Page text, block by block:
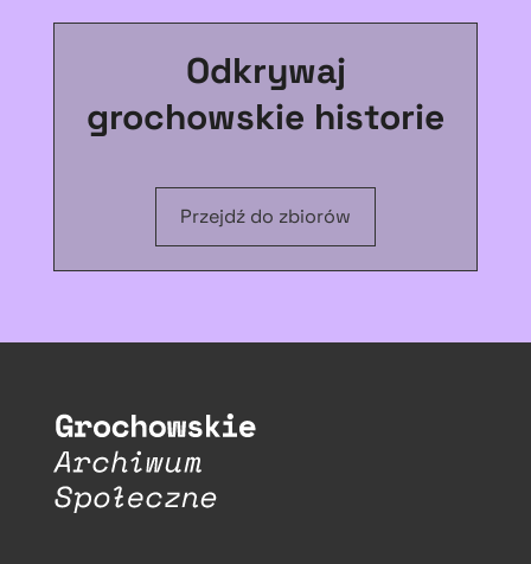
Odkrywaj
grochowskie historie
Przejdź do zbiorów